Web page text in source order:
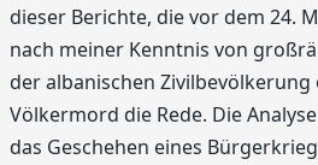
dieser Berichte, die vor dem 24.
nach meiner Kenntnis von
der albanischen Zivilbevölkerung
Völkermord die Rede. Die
das Geschehen eines